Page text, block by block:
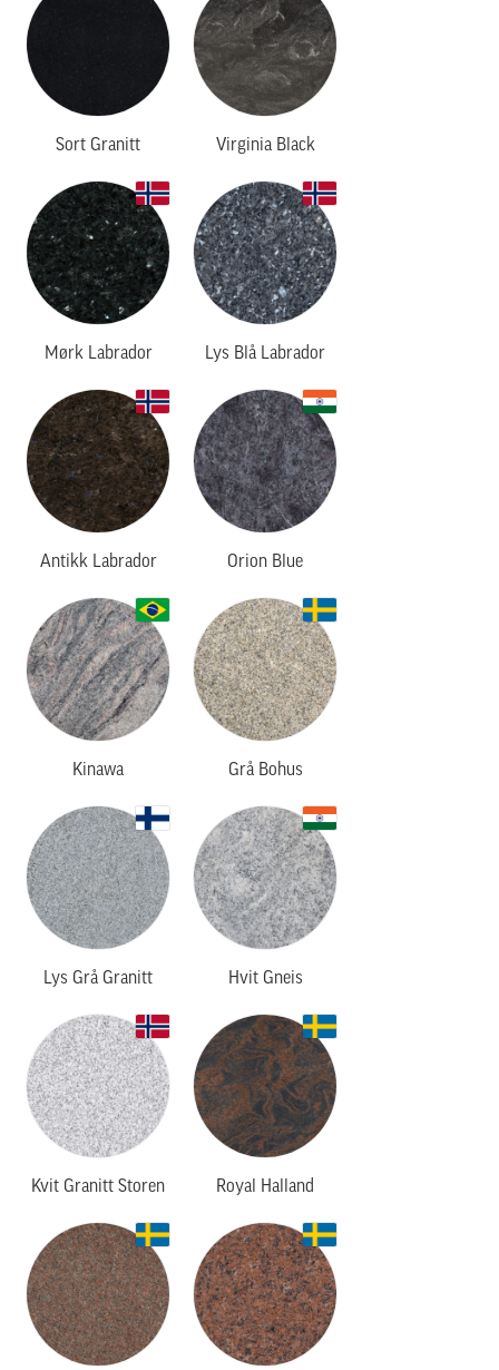
Sort Granitt Virginia Black
Mørk Labrador Lys Blå Labrador
Antikk Labrador Orion Blue
Kinawa Grå Bohus
Lys Grå Granitt Hvit Gneis
Kvit Granitt Storen Royal Halland